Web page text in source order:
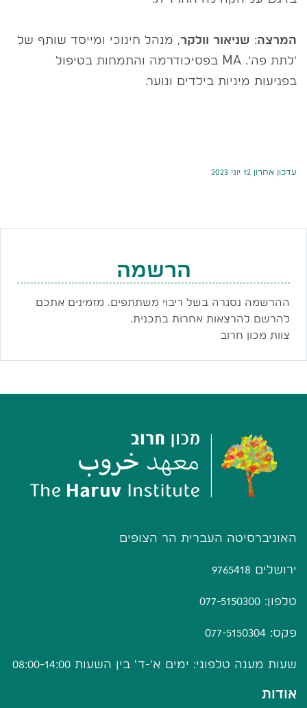
המרצה: שניאור וולקר, מנהל חינוכי ומייסד שותף של
'לתת פה'. MA בפסיכודרמה והתמחות בטיפול
בפגיעות מיניות בילדים ונוער.
עדכון אחרון 12 יוני 2023
הרשמה
ההרשמה נסגרה בשל ריבוי משתתפים. מזמינים אתכם
להרשם להרצאות אחרות בתכנית.
צוות מכון חרוב
האוניברסיטה העברית הר הצופים
ירושלים 9765418
טלפון: 077-5150300
פקס: 077-5150304
שעות מענה טלפוני: ימים א'-ד' בין השעות 08:00-14:00
אודות